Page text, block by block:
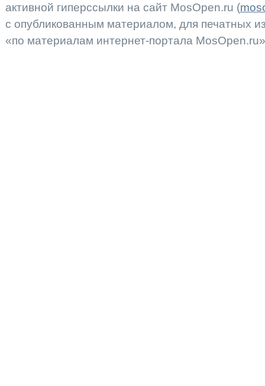
активной гиперссылки на сайт MosOpen.ru (
с опубликованным материалом, для печатных
«по материалам интернет-портала